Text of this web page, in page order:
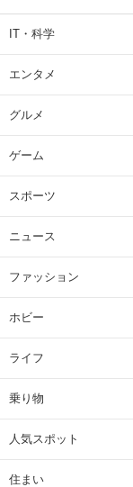
IT・科学
エンタメ
グルメ
ゲーム
スポーツ
ニュース
ファッション
ホビー
ライフ
乗り物
人気スポット
住まい